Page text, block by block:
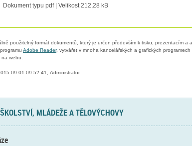
Dokument typu pdf | Velikost 212,28 kB
použitelný formát dokumentů, který je určen především k tisku, prezentacím a
Adobe Reader, vytvářet v mnoha kancelářských a grafických
na webu.
09-01 09:52:41, Administrator
MLÁDEŽE A TĚLOVÝCHOVY